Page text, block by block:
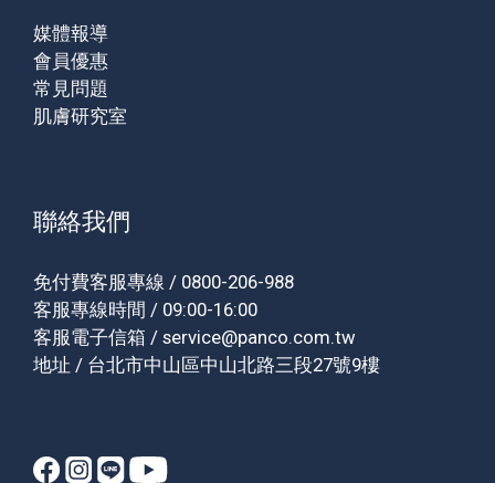
媒體報導
會員優惠
常見問題
肌膚研究室
聯絡我們
免付費客服專線 / 0800-206-988
客服專線時間 / 09:00-16:00
客服電子信箱 / service@panco.com.tw
地址 / 台北市中山區中山北路三段27號9樓